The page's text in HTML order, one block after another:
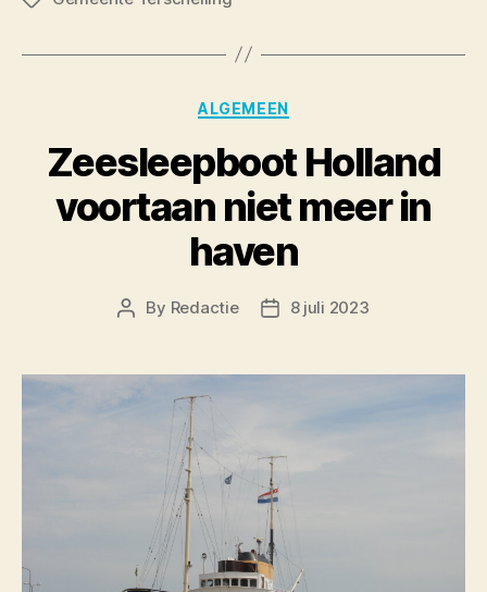
Categories
ALGEMEEN
Zeesleepboot Holland
voortaan niet meer in
haven
Post
By Redactie
Post8 juli 2023